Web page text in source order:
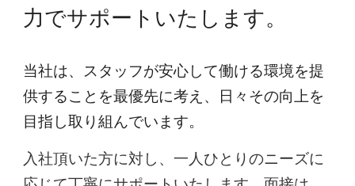
力でサポートいたします。
当社は、スタッフが安心して働ける環境を提
供することを最優先に考え、日々その向上を
目指し取り組んでいます。
入社頂いた方に対し、一人ひとりのニーズに